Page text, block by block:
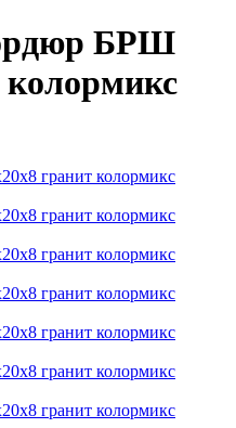
БРШ
колормикс